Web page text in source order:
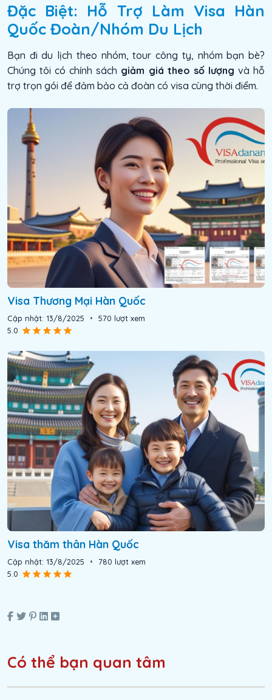
Đặc Biệt: Hỗ Trợ Làm Visa Hàn
Quốc Đoàn/Nhóm Du Lịch
Bạn đi du lịch theo nhóm, tour công ty, nhóm bạn bè?
Chúng tôi có chính sách giảm giá theo số lượng và hỗ
trợ trọn gói để đảm bảo cả đoàn có visa cùng thời điểm.
Visa Thương Mại Hàn Quốc
Cập nhật: 13/8/2025 • 570 lượt xem
5.0
Visa thăm thân Hàn Quốc
Cập nhật: 13/8/2025 • 780 lượt xem
5.0
Có thể bạn quan tâm